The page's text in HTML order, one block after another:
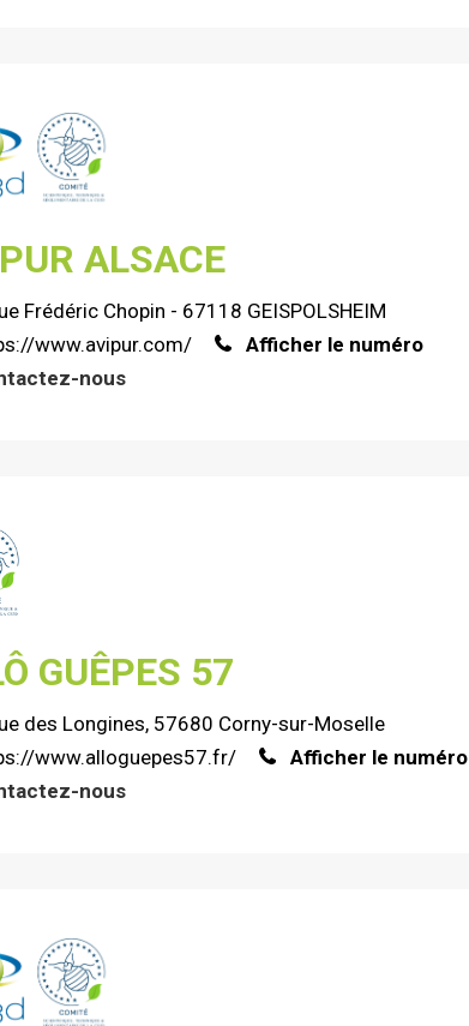
ALSACE
Frédéric Chopin - 67118 GEISPOLSHEIM
www.avipur.com/
Afficher le numéro
nous
GUÊPES 57
des Longines, 57680 Corny-sur-Moselle
www.alloguepes57.fr/
Afficher le numéro
nous